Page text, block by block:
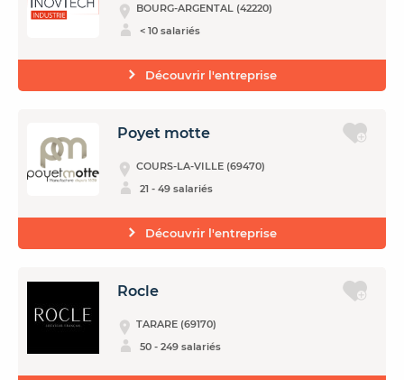
BOURG-ARGENTAL (42220)
< 10 salariés
Découvrir l'entreprise
Poyet motte
COURS-LA-VILLE (69470)
21 - 49 salariés
Découvrir l'entreprise
Rocle
TARARE (69170)
50 - 249 salariés